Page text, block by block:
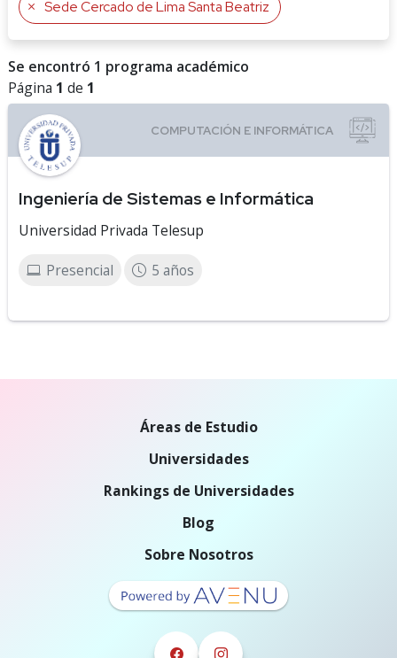
Sede Cercado de Lima Santa Beatriz
Se encontró 1 programa académico
Página 1 de 1
Ingeniería de Sistemas e Informática
Universidad Privada Telesup
Presencial 5 años
Áreas de Estudio
Universidades
Rankings de Universidades
Blog
Sobre Nosotros